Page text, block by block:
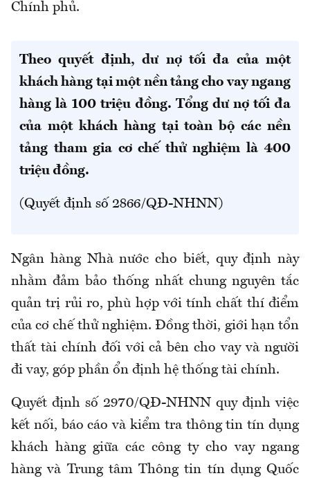
Chính phủ.
Theo quyết định, dư nợ tối đa của một
khách hàng tại một nền tảng cho vay ngang
hàng là 100 triệu đồng. Tổng dư nợ tối đa
của một khách hàng tại toàn bộ các nền
tảng tham gia cơ chế thử nghiệm là 400
triệu đồng.
(Quyết định số 2866/QĐ-NHNN)
Ngân hàng Nhà nước cho biết, quy định này
nhằm đảm bảo thống nhất chung nguyên tắc
quản trị rủi ro, phù hợp với tính chất thí điểm
của cơ chế thử nghiệm. Đồng thời, giới hạn tổn
thất tài chính đối với cả bên cho vay và người
đi vay, góp phần ổn định hệ thống tài chính.
Quyết định số 2970/QĐ-NHNN quy định việc
kết nối, báo cáo và kiểm tra thông tin tín dụng
khách hàng giữa các công ty cho vay ngang
hàng và Trung tâm Thông tin tín dụng Quốc